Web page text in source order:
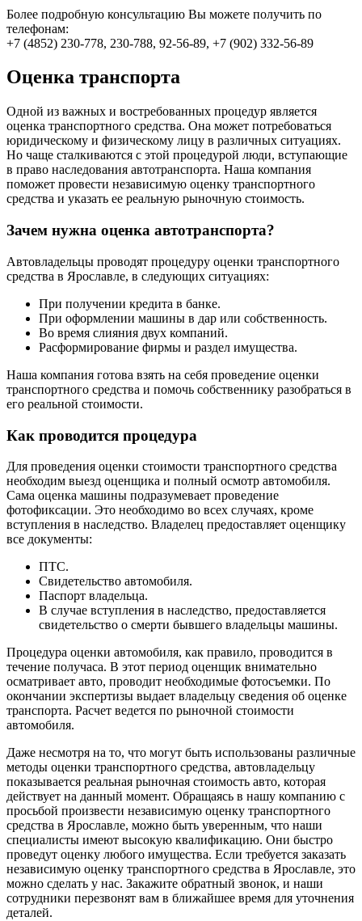
Более подробную консультацию Вы можете получить по
телефонам:
+7 (4852) 230-778, 230-788, 92-56-89, +7 (902) 332-56-89
Оценка транспорта
Одной из важных и востребованных процедур является
оценка транспортного средства. Она может потребоваться
юридическому и физическому лицу в различных ситуациях.
Но чаще сталкиваются с этой процедурой люди, вступающие
в право наследования автотранспорта. Наша компания
поможет провести независимую оценку транспортного
средства и указать ее реальную рыночную стоимость.
Зачем нужна оценка автотранспорта?
Автовладельцы проводят процедуру оценки транспортного
средства в Ярославле, в следующих ситуациях:
При получении кредита в банке.
При оформлении машины в дар или собственность.
Во время слияния двух компаний.
Расформирование фирмы и раздел имущества.
Наша компания готова взять на себя проведение оценки
транспортного средства и помочь собственнику разобраться в
его реальной стоимости.
Как проводится процедура
Для проведения оценки стоимости транспортного средства
необходим выезд оценщика и полный осмотр автомобиля.
Сама оценка машины подразумевает проведение
фотофиксации. Это необходимо во всех случаях, кроме
вступления в наследство. Владелец предоставляет оценщику
все документы:
ПТС.
Свидетельство автомобиля.
Паспорт владельца.
В случае вступления в наследство, предоставляется
свидетельство о смерти бывшего владельцы машины.
Процедура оценки автомобиля, как правило, проводится в
течение получаса. В этот период оценщик внимательно
осматривает авто, проводит необходимые фотосъемки. По
окончании экспертизы выдает владельцу сведения об оценке
транспорта. Расчет ведется по рыночной стоимости
автомобиля.
Даже несмотря на то, что могут быть использованы различные
методы оценки транспортного средства, автовладельцу
показывается реальная рыночная стоимость авто, которая
действует на данный момент. Обращаясь в нашу компанию с
просьбой произвести независимую оценку транспортного
средства в Ярославле, можно быть уверенным, что наши
специалисты имеют высокую квалификацию. Они быстро
проведут оценку любого имущества. Если требуется заказать
независимую оценку транспортного средства в Ярославле, это
можно сделать у нас. Закажите обратный звонок, и наши
сотрудники перезвонят вам в ближайшее время для уточнения
деталей.